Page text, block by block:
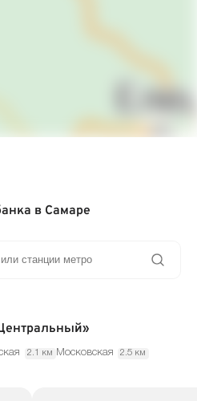
в Самаре
2.1 км Московская 2.5 км